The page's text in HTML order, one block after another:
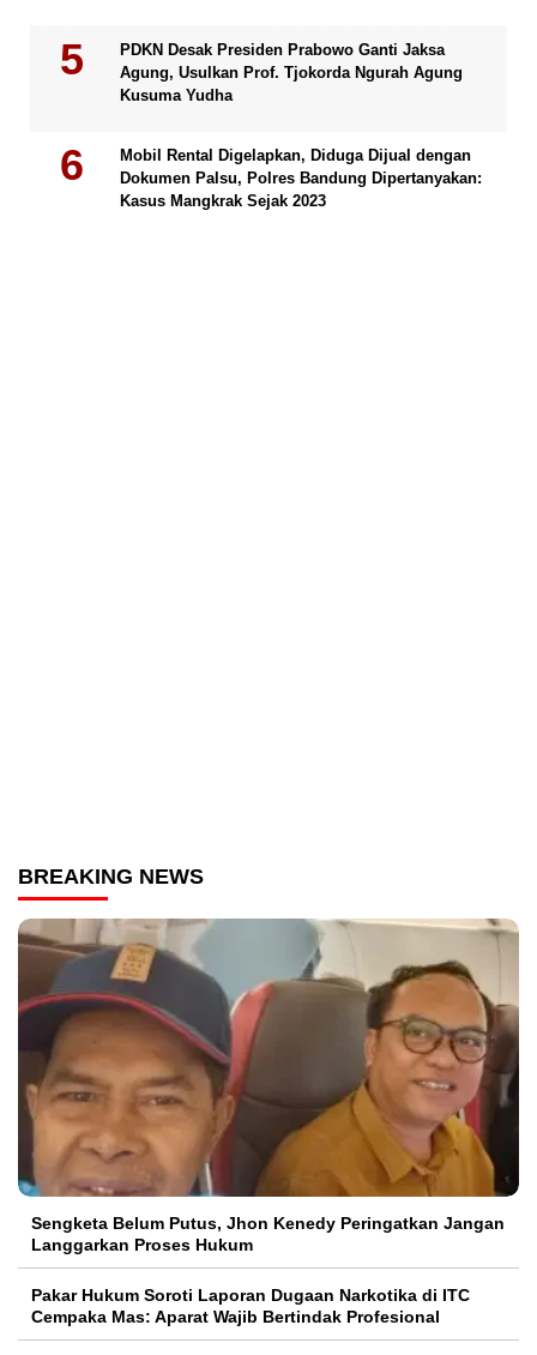
PDKN Desak Presiden Prabowo Ganti Jaksa
Agung, Usulkan Prof. Tjokorda Ngurah Agung
Kusuma Yudha
Mobil Rental Digelapkan, Diduga Dijual dengan
Dokumen Palsu, Polres Bandung Dipertanyakan:
Kasus Mangkrak Sejak 2023
BREAKING NEWS
Sengketa Belum Putus, Jhon Kenedy Peringatkan Jangan
Langgarkan Proses Hukum
Pakar Hukum Soroti Laporan Dugaan Narkotika di ITC
Cempaka Mas: Aparat Wajib Bertindak Profesional